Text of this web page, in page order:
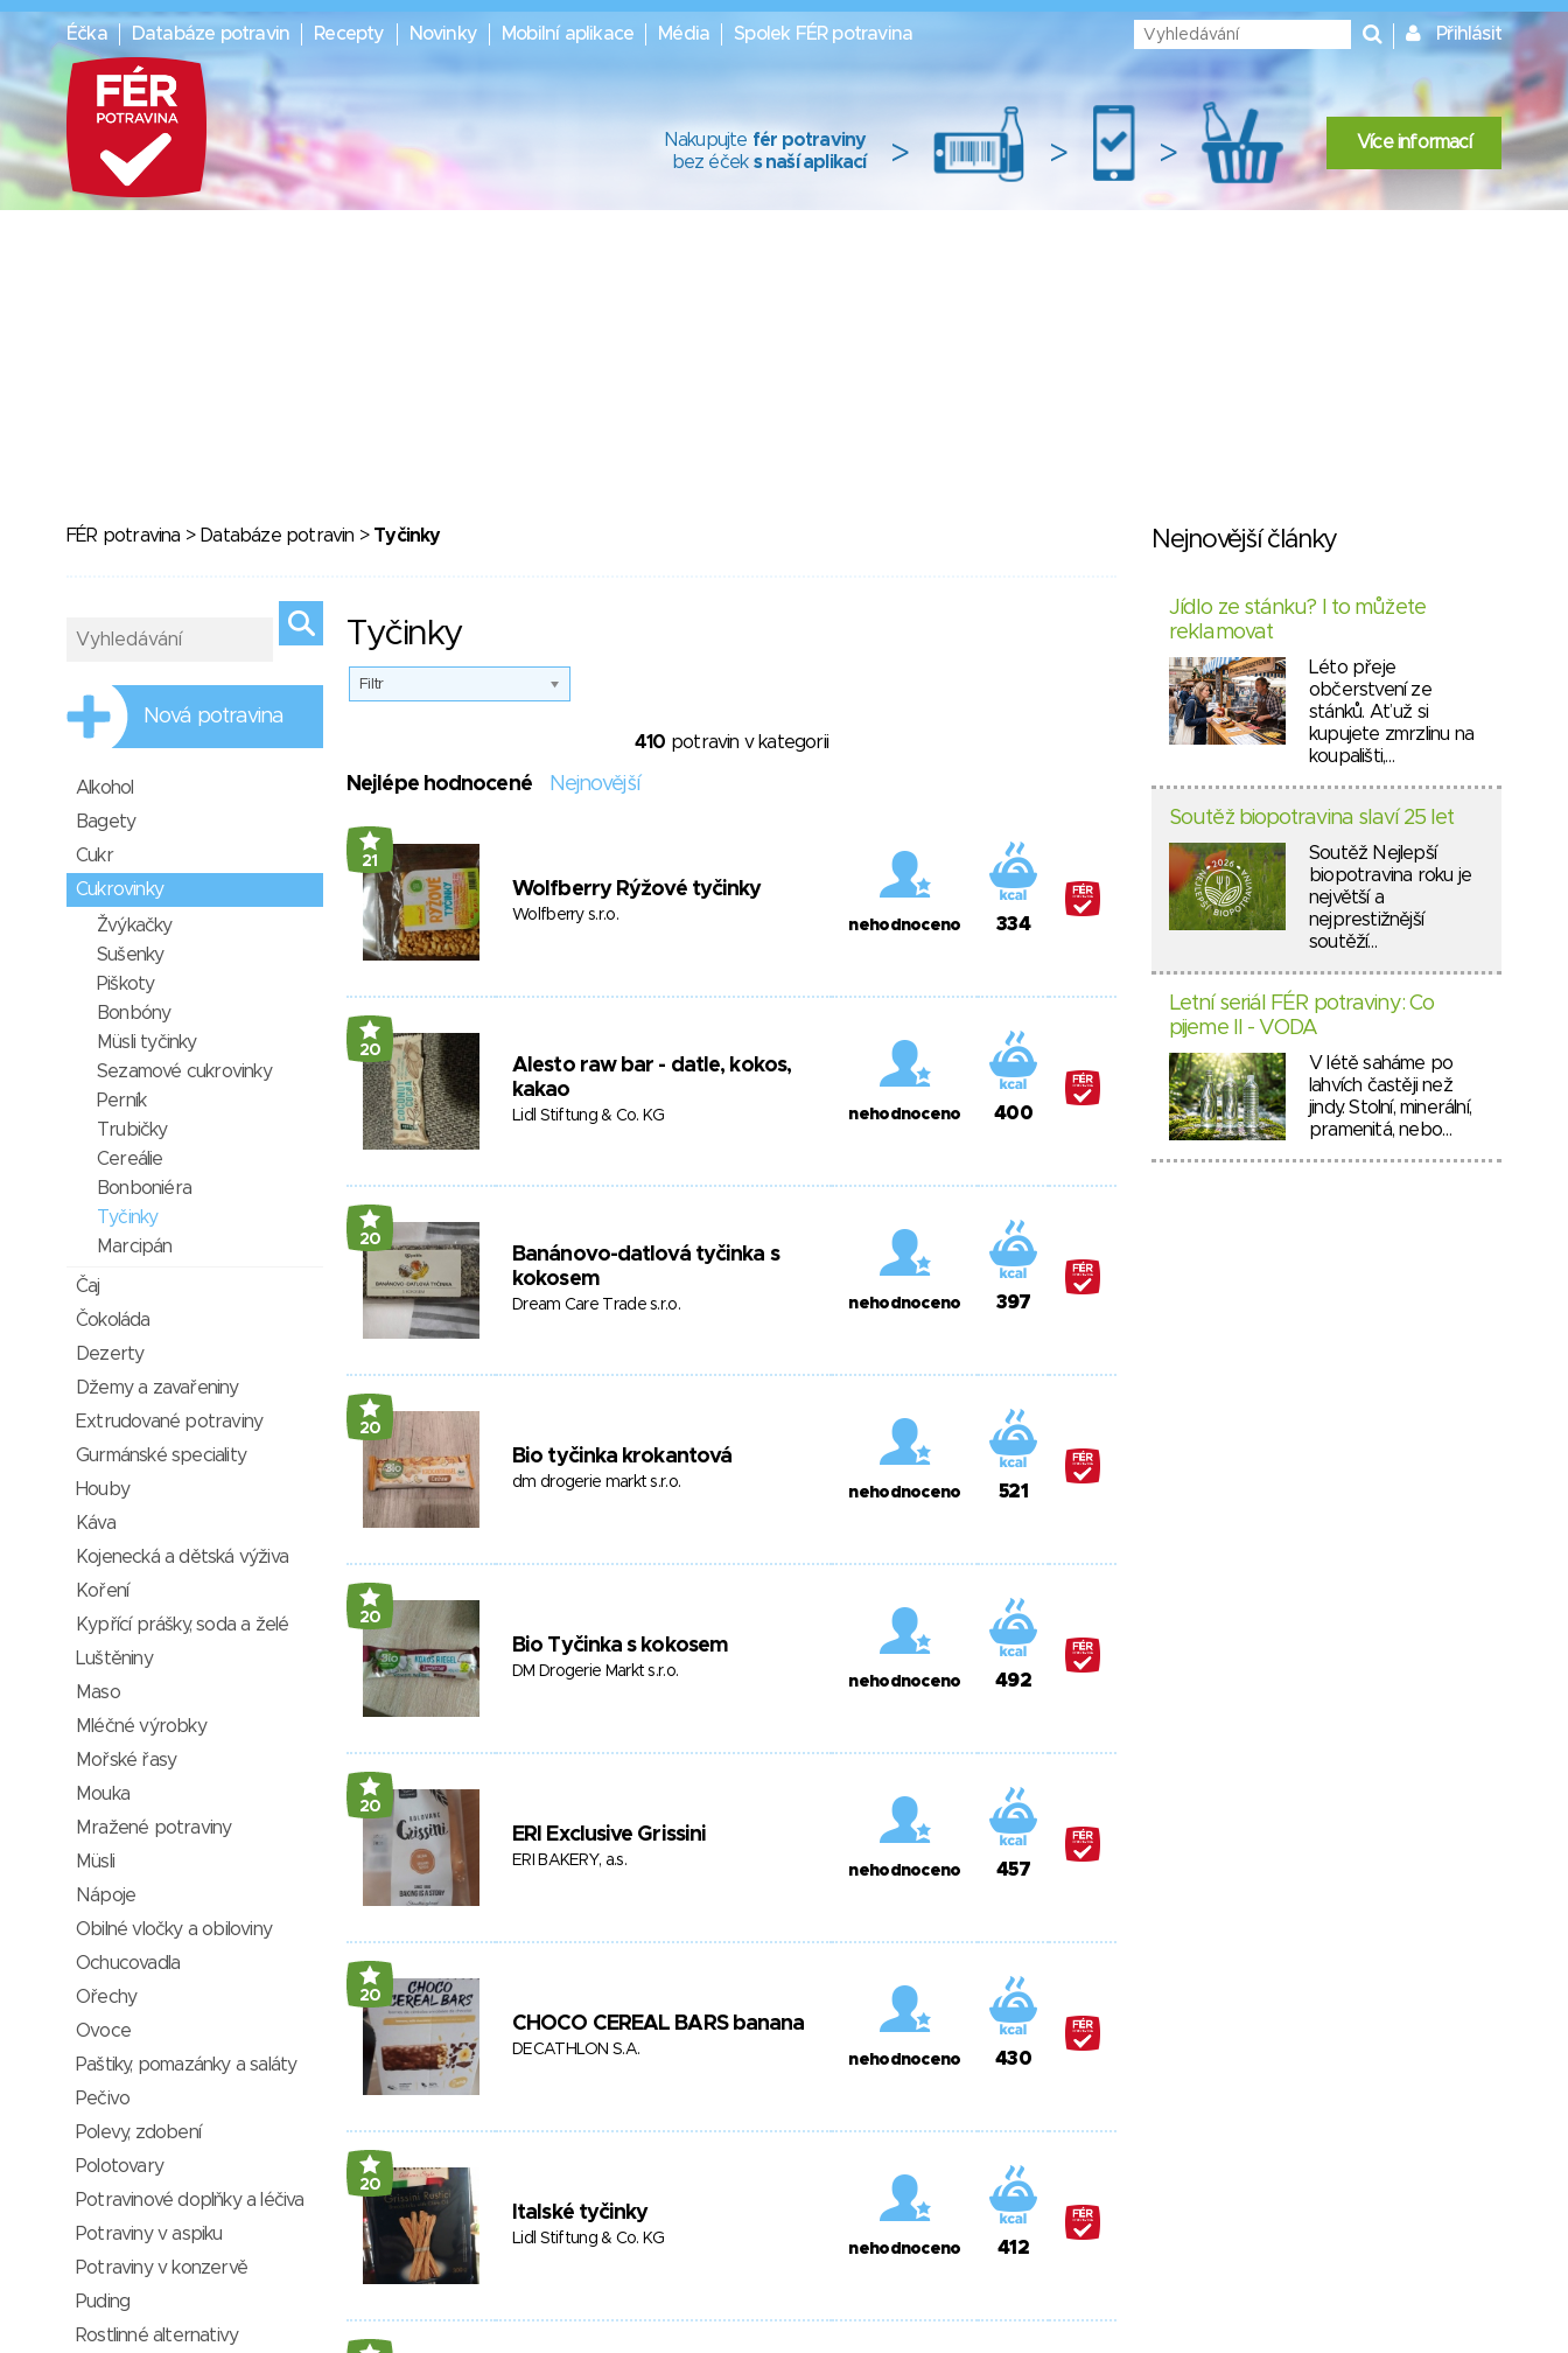
Éčka Databáze potravin Recepty Novinky Mobilní aplikace Média Spolek FÉR potravina Přihlásit
Nakupujte fér potraviny
bez éček s naší aplikací > > > Více informací
FÉR potravina > Databáze potravin > Tyčinky
Tyčinky
Filtr
410 potravin v kategorii
Nejlépe hodnocené Nejnovější
21
Wolfberry Rýžové tyčinky
Wolfberry s.r.o.
nehodnoceno 334
20
Alesto raw bar - datle, kokos,
kakao
Lidl Stiftung & Co. KG nehodnoceno 400
20
Banánovo-datlová tyčinka s
kokosem
Dream Care Trade s.r.o. nehodnoceno 397
20
Bio tyčinka krokantová
dm drogerie markt s.r.o.
nehodnoceno 521
20
Bio Tyčinka s kokosem
DM Drogerie Markt s.r.o.
nehodnoceno 492
20
ERI Exclusive Grissini
ERI BAKERY, a.s.
nehodnoceno 457
20
CHOCO CEREAL BARS banana
DECATHLON S.A.
nehodnoceno 430
20
Italské tyčinky
Lidl Stiftung & Co. KG
nehodnoceno 412
Nová potravina
Alkohol
Bagety
Cukr
Cukrovinky
Žvýkačky
Sušenky
Piškoty
Bonbóny
Müsli tyčinky
Sezamové cukrovinky
Perník
Trubičky
Cereálie
Bonboniéra
Tyčinky
Marcipán
Čaj
Čokoláda
Dezerty
Džemy a zavařeniny
Extrudované potraviny
Gurmánské speciality
Houby
Káva
Kojenecká a dětská výživa
Koření
Kypřící prášky, soda a želé
Luštěniny
Maso
Mléčné výrobky
Mořské řasy
Mouka
Mražené potraviny
Müsli
Nápoje
Obilné vločky a obiloviny
Ochucovadla
Ořechy
Ovoce
Paštiky, pomazánky a saláty
Pečivo
Polevy, zdobení
Polotovary
Potravinové doplňky a léčiva
Potraviny v aspiku
Potraviny v konzervě
Puding
Rostlinné alternativy
Nejnovější články
Jídlo ze stánku? I to můžete
reklamovat
Léto přeje
občerstvení ze
stánků. Ať už si
kupujete zmrzlinu na
koupališti,…
Soutěž biopotravina slaví 25 let
Soutěž Nejlepší
biopotravina roku je
největší a
nejprestižnější
soutěží…
Letní seriál FÉR potraviny: Co
pijeme II - VODA
V létě saháme po
lahvích častěji než
jindy. Stolní, minerální,
pramenitá, nebo…